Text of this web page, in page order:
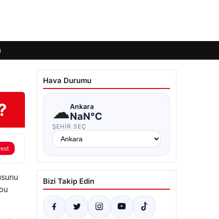
Hava Durumu
☁Ankara
NaN°C
ŞEHIR SEÇ
Bizi Takip Edin